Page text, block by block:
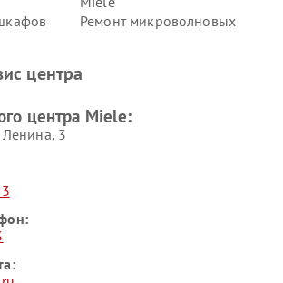
Ремонт микроволновых
пылесосов Miele
центра
центра Miele:
Ленина, 3